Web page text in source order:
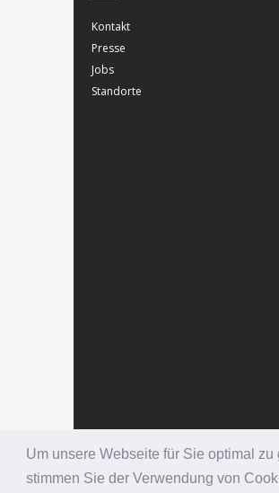
Um unsere Webseite für Sie optimal
stimmen Sie der Verwendung von
Kontakt
Presse
Jobs
Standorte